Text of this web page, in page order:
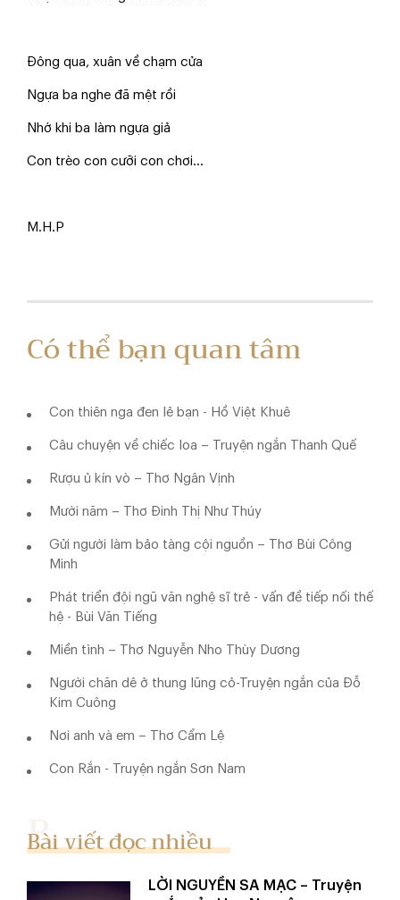
Đông qua, xuân về chạm cửa
Ngựa ba nghe đã mệt rồi
Nhớ khi ba làm ngựa giả
Con trèo con cưỡi con chơi…
M.H.P
Có thể bạn quan tâm
Con thiên nga đen lẻ bạn - Hồ Việt Khuê
Câu chuyện về chiếc loa – Truyện ngắn Thanh Quế
Rượu ủ kín vò – Thơ Ngân Vịnh
Mười năm – Thơ Đinh Thị Như Thúy
Gửi người làm bảo tàng cội nguồn – Thơ Bùi Công
Minh
Phát triển đội ngũ văn nghệ sĩ trẻ - vấn đề tiếp nối thế
hệ - Bùi Văn Tiếng
Miền tình – Thơ Nguyễn Nho Thùy Dương
Người chăn dê ở thung lũng cỏ-Truyện ngắn của Đỗ
Kim Cuông
Nơi anh và em – Thơ Cẩm Lệ
Con Rắn - Truyện ngắn Sơn Nam
Bài viết đọc nhiều
LỜI NGUYỀN SA MẠC – Truyện